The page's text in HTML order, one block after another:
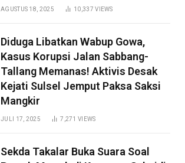
AGUSTUS 18, 2025 10,337VIEWS
Diduga Libatkan Wabup Gowa,
Kasus Korupsi Jalan Sabbang-
Tallang Memanas! Aktivis Desak
Kejati Sulsel Jemput Paksa Saksi
Mangkir
JULI 17, 2025 7,271VIEWS
Sekda Takalar Buka Suara Soal